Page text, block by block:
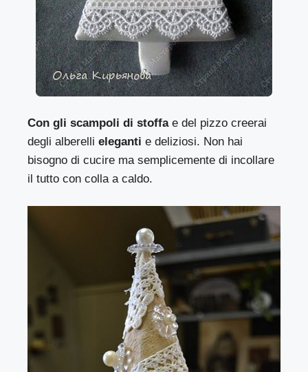
Con gli scampoli di stoffae del pizzo creerai
degli alberelli eleganti e deliziosi. Non hai
bisogno di cucire ma semplicemente di incollare
il tutto con colla a caldo.